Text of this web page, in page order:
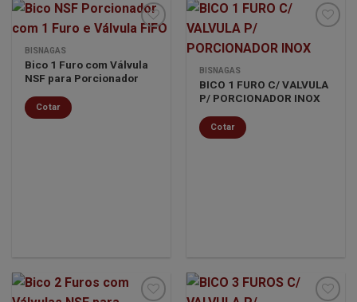
Minha
lista de
BISNAGAS
Bico 1 Furo com Válvula
NSF para Porcionador
Cotar
lista de
desejos
BISNAGAS
BICO 1 FURO C/ VALVULA
P/ PORCIONADOR INOX
Cotar